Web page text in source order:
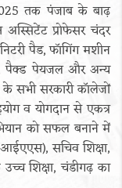
तक पंजाब के बाढ़
अस्सिटेंट प्रोफेसर चंदर
पैड, फॉगिंग मशीन
पैक्ड पेयजल और अन्य
सभी सरकारी कॉलेजों
व योगदान से एकत्र
को सफल बनाने में
सचिव शिक्षा,
शिक्षा, चंडीगढ़ का